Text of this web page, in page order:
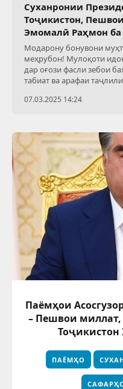
Суханронии
Тоҷикистон,
Эмомалӣ Раҳмон ба
Модарону бонувони
меҳрубон! Мулоқоти
дар оғози фасли зебои
табиат ва арафаи
07.03.2025 14:24
Паёмҳои
– Пешвои
ПАЁМҲО